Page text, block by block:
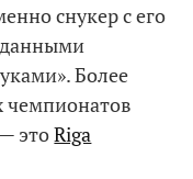
снукер с его
Более
чемпионатов
этоRiga